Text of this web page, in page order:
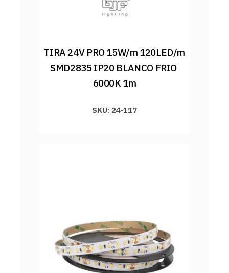
TIRA 24V PRO 15W/m 120LED/m
SMD2835 IP20 BLANCO FRIO
6000K 1m
SKU: 24-117